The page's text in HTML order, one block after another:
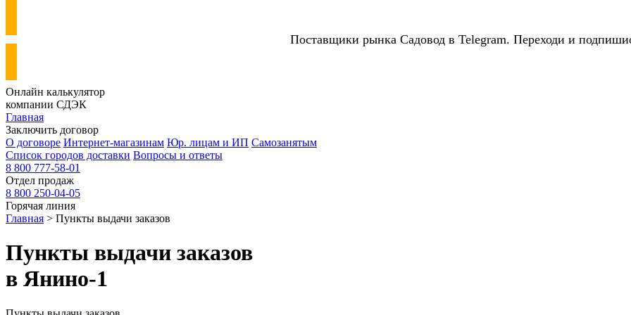
Поставщики рынка Садовод в Telegram. Переходи и
Онлайн калькулятор
компании СДЭК
Главная
Заключить договор
О договоре Интернет-магазинам Юр. лицам и ИП Самозанятым
Список городов доставки Вопросы и ответы
8 800 777-58-01
Отдел продаж
8 800 250-04-05
Горячая линия
Главная > Пункты выдачи заказов
Пункты выдачи заказов
в Янино-1